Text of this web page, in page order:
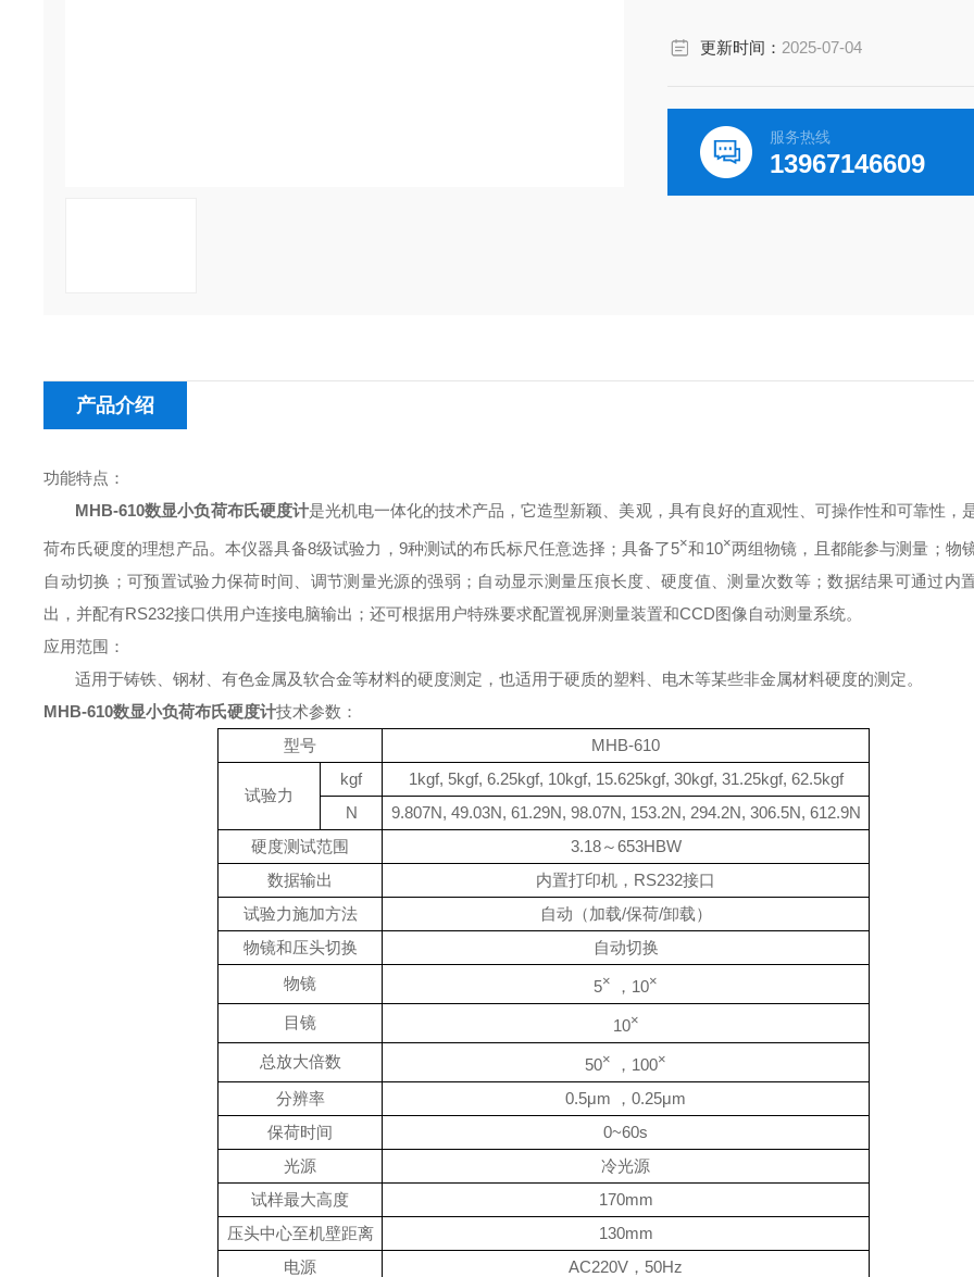
更新时间： 2025-07-04
服务热线
13967146609
产品介绍
功能特点：
MHB-610​数显小负荷布氏硬度计是光机电一体化的技术产品，它造型新颖、美观，具有良好的直观性、可操作性和可靠性，
荷布氏硬度的理想产品。本仪器具备8级试验力， 9种测试的布氏标尺任意选择；具备了5×和10×两组物镜，且都能参与测量；物
自动切换；可预置试验力保荷时间、调节测量光源的强弱；自动显示测量压痕长度、硬度值、测量次数等；数据结果可通过内
出，并配有RS232接口供用户连接电脑输出；还可根据用户特殊要求配置视屏测量装置和CCD图像自动测量系统。
应用范围：
适用于铸铁、钢材、有色金属及软合金等材料的硬度测定，也适用于硬质的塑料、电木等某些非金属材料硬度的测定。
MHB-610​数显小负荷布氏硬度计技术参数：
型号
MHB-610
试验力
kgf
1kgf, 5kgf, 6.25kgf, 10kgf, 15.625kgf, 30kgf, 31.25kgf, 62.5kgf
N
9.807N, 49.03N, 61.29N, 98.07N, 153.2N, 294.2N, 306.5N, 612.9N
硬度测试范围
3.18～653HBW
数据输出
内置打印机， RS232接口
试验力施加方法
自动（加载/保荷/卸载）
物镜和压头切换
自动切换
物镜
5× ， 10×
目镜 10×
总放大倍数 50× ， 100×
分辨率 0.5μm ，0.25μm
保荷时间
0~60s
光源
冷光源
试样最大高度
170mm
压头中心至机壁距离
130mm
电源
AC220V ， 50Hz